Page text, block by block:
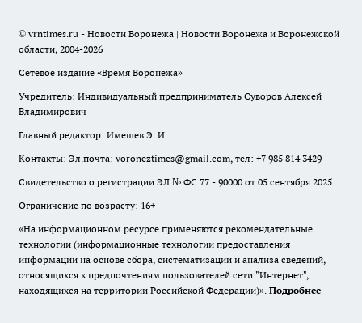
© vrntimes.ru - Новости Воронежа | Новости Воронежа и Воронежской
области, 2004-2026
Сетевое издание «Время Воронежа»
Учредитель: Индивидуальный предприниматель Суворов Алексей
Владимирович
Главный редактор: Имешев Э. И.
Контакты: Эл.почта: voroneztimes@gmail.com, тел: +7 985 814 3429
Свидетельство о регистрации ЭЛ № ФС 77 - 90000 от 05 сентября 2025
Ограничение по возрасту: 16+
«На информационном ресурсе применяются рекомендательные
технологии (информационные технологии предоставления
информации на основе сбора, систематизации и анализа сведений,
относящихся к предпочтениям пользователей сети "Интернет",
находящихся на территории Российской Федерации)». Подробнее